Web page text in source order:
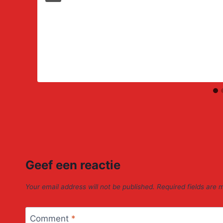
Geef een reactie
Your email address will not be published. Required fields are
Comment *